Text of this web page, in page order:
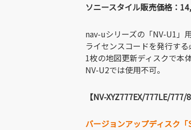
ソニースタイル販売価格：
nav-uシリーズの「NV-U1」
ライセンスコードを発行す
1枚の地図更新ディスクで本
NV-U2では使用不可。
【NV-XYZ777EX/777LE/
バージョンアップディスク「